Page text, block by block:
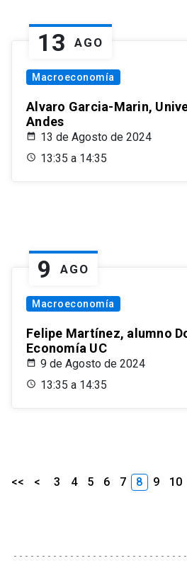
13 AGO
Macroeconomía
Alvaro Garcia-Marin,
Andes
13 de Agosto de 2024
13:35 a 14:35
9 AGO
Macroeconomía
Felipe Martínez, alumno
Economía UC
9 de Agosto de 2024
13:35 a 14:35
<< < 3 4 5 6 7 8 9 10